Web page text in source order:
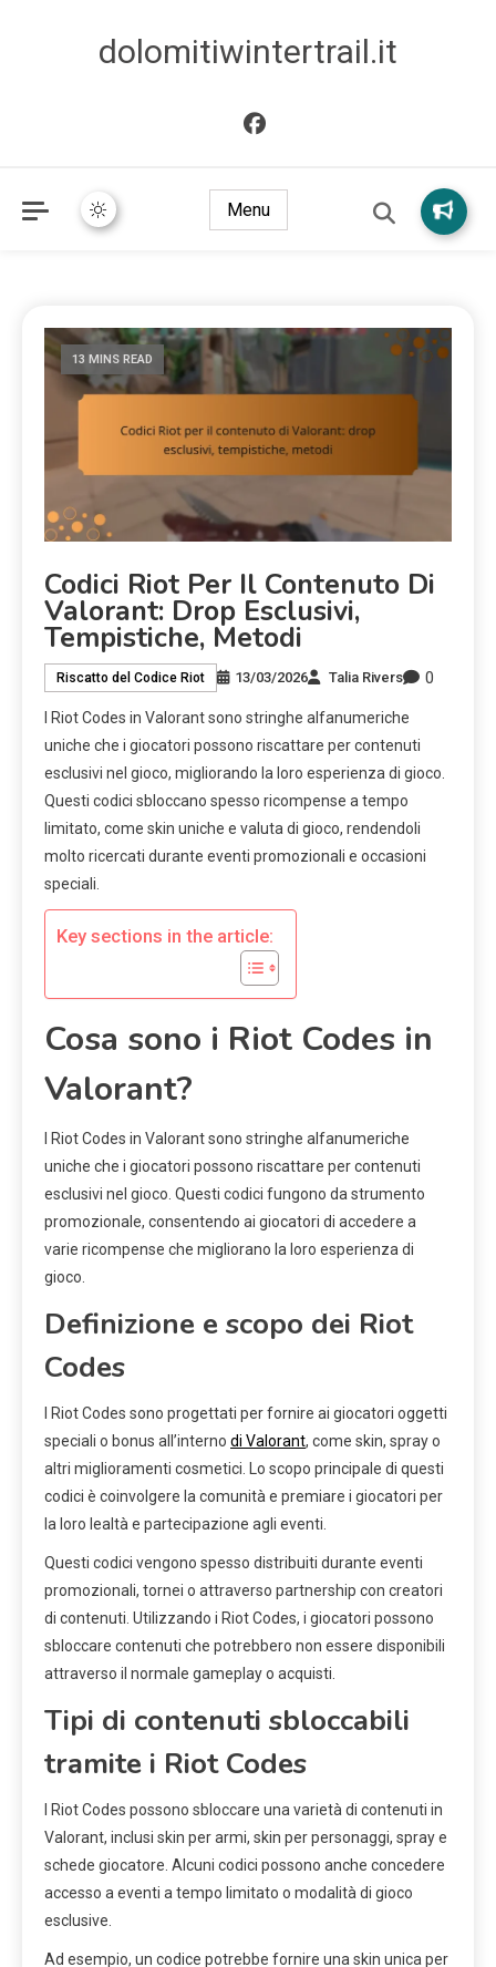
dolomitiwintertrail.it
Menu
13 MINS READ
Codici Riot Per Il Contenuto Di
Valorant: Drop Esclusivi,
Tempistiche, Metodi
Riscatto del Codice Riot 13/03/2026 Talia Rivers 0
I Riot Codes in Valorant sono stringhe alfanumeriche
uniche che i giocatori possono riscattare per contenuti
esclusivi nel gioco, migliorando la loro esperienza di gioco.
Questi codici sbloccano spesso ricompense a tempo
limitato, come skin uniche e valuta di gioco, rendendoli
molto ricercati durante eventi promozionali e occasioni
speciali.
Key sections in the article:
Cosa sono i Riot Codes in
Valorant?
I Riot Codes in Valorant sono stringhe alfanumeriche
uniche che i giocatori possono riscattare per contenuti
esclusivi nel gioco. Questi codici fungono da strumento
promozionale, consentendo ai giocatori di accedere a
varie ricompense che migliorano la loro esperienza di
gioco.
Definizione e scopo dei Riot
Codes
I Riot Codes sono progettati per fornire ai giocatori oggetti
speciali o bonus all’interno di Valorant, come skin, spray o
altri miglioramenti cosmetici. Lo scopo principale di questi
codici è coinvolgere la comunità e premiare i giocatori per
la loro lealtà e partecipazione agli eventi.
Questi codici vengono spesso distribuiti durante eventi
promozionali, tornei o attraverso partnership con creatori
di contenuti. Utilizzando i Riot Codes, i giocatori possono
sbloccare contenuti che potrebbero non essere disponibili
attraverso il normale gameplay o acquisti.
Tipi di contenuti sbloccabili
tramite i Riot Codes
I Riot Codes possono sbloccare una varietà di contenuti in
Valorant, inclusi skin per armi, skin per personaggi, spray e
schede giocatore. Alcuni codici possono anche concedere
accesso a eventi a tempo limitato o modalità di gioco
esclusive.
Ad esempio, un codice potrebbe fornire una skin unica per